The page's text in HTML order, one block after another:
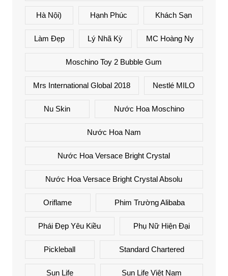
Hà Nội) Hạnh Phúc Khách Sạn
Làm Đẹp Lý Nhã Kỳ MC Hoàng Ny
Moschino Toy 2 Bubble Gum
Mrs International Global 2018 Nestlé MILO
Nu Skin Nước Hoa Moschino
Nước Hoa Nam
Nước Hoa Versace Bright Crystal
Nước Hoa Versace Bright Crystal Absolu
Oriflame Phim Trường Alibaba
Phái Đẹp Yêu Kiều Phụ Nữ Hiện Đại
Pickleball Standard Chartered
Sun Life Sun Life Việt Nam